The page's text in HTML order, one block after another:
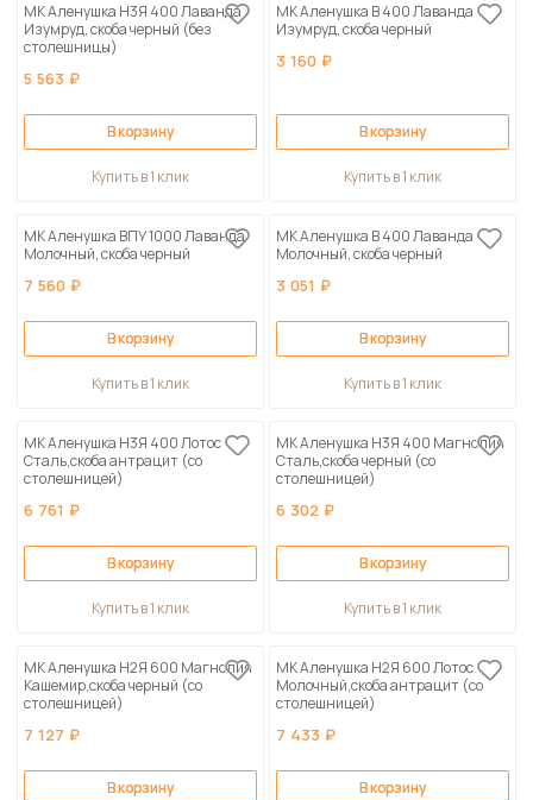
МК Аленушка Н3Я 400 Лаванда
Изумруд, скоба черный (без
столешницы)
5 563 ₽
В корзину
Купить в 1 клик
МК Аленушка В 400 Лаванда
Изумруд, скоба черный
3 160 ₽
В корзину
Купить в 1 клик
МК Аленушка ВПУ 1000 Лаванда
Молочный, скоба черный
7 560 ₽
В корзину
Купить в 1 клик
МК Аленушка В 400 Лаванда
Молочный, скоба черный
3 051 ₽
В корзину
Купить в 1 клик
МК Аленушка Н3Я 400 Лотос
Сталь,скоба антрацит (со
столешницей)
6 761 ₽
В корзину
Купить в 1 клик
МК Аленушка Н3Я 400 Магнолия
Сталь,скоба черный (со
столешницей)
6 302 ₽
В корзину
Купить в 1 клик
МК Аленушка Н2Я 600 Магнолия
Кашемир,скоба черный (со
столешницей)
7 127 ₽
В корзину
МК Аленушка Н2Я 600 Лотос
Молочный,скоба антрацит (со
столешницей)
7 433 ₽
В корзину